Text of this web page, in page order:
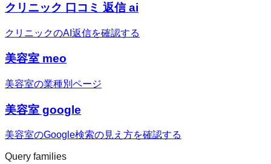
クリニック 口コミ 返信 ai
クリニックのAI返信を確認する
美容室 meo
美容室の業種別ページ
美容室 google
美容室のGoogle検索の見え方を確認する
Query families